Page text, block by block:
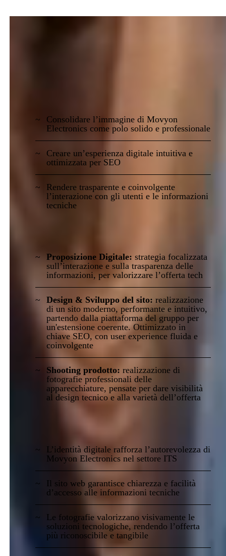
Consolidare l’immagine di Movyon
Electronics come polo solido e professionale
Creare un’esperienza digitale intuitiva e
ottimizzata per SEO
Rendere trasparente e coinvolgente
l’interazione con gli utenti e le informazioni
tecniche
Proposizione Digitale: strategia focalizzata
sull’interazione e sulla trasparenza delle
informazioni, per valorizzare l’offerta tech
Design & Sviluppo del sito: realizzazione
di un sito moderno, performante e intuitivo,
partendo dalla piattaforma del gruppo per
un'estensione coerente. Ottimizzato in
chiave SEO, con user experience fluida e
coinvolgente
Shooting prodotto: realizzazione di
fotografie professionali delle
apparecchiature, pensate per dare visibilità
al design tecnico e alla varietà dell’offerta
L’identità digitale rafforza l’autorevolezza di
Movyon Electronics nel settore ITS
Il sito web garantisce chiarezza e facilità
d’accesso alle informazioni tecniche
Le fotografie valorizzano visivamente le
soluzioni tecnologiche, rendendo l’offerta
più riconoscibile e tangibile